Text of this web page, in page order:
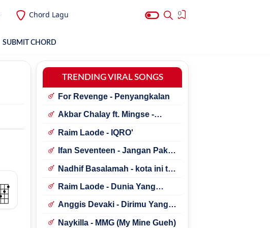
Chord Lagu 0
SUBMIT CHORD
TRENDING VIRAL SONGS
For Revenge - Penyangkalan
Akbar Chalay ft. Mingse -
Raim Laode - IQRO'
Ifan Seventeen - Jangan Paksa
Nadhif Basalamah - kota ini tak
Raim Laode - Dunia Yang
Anggis Devaki - Dirimu Yang
Naykilla - MMG (My Mine Gueh)